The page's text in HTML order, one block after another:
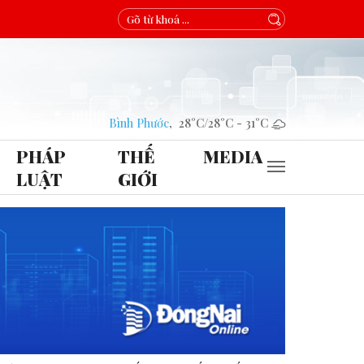
Bình Phước, 28°C/28°C - 31°C
PHÁP
LUẬT
THẾ
GIỚI
MEDIA